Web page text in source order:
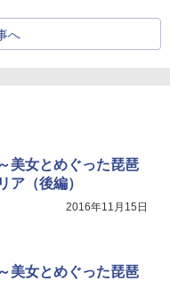
へ
美女とめぐった琵琶
ア（後編）
2016年11月15日
美女とめぐった琵琶